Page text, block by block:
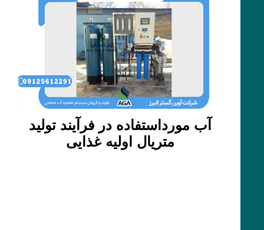
آب مورداستفاده در فرآیند تولید
متریال اولیه غذایی